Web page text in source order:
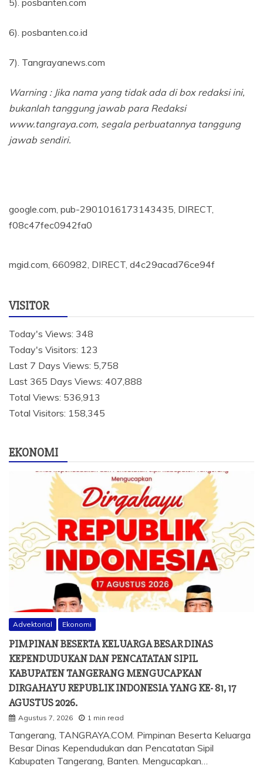
6). posbanten.co.id
7). Tangrayanews.com
Warning : Jika nama yang tidak ada di box redaksi ini,
bukanlah tanggung jawab para Redaksi
www.tangraya.com, segala perbuatannya tanggung
jawab sendiri.
google.com, pub-2901016173143435, DIRECT,
f08c47fec0942fa0
mgid.com, 660982, DIRECT, d4c29acad76ce94f
VISITOR
Today's Views: 348
Today's Visitors: 123
Last 7 Days Views: 5,758
Last 365 Days Views: 407,888
Total Views: 536,913
Total Visitors: 158,345
EKONOMI
Advektorial Ekonomi
PIMPINAN BESERTA KELUARGA BESAR DINAS
KEPENDUDUKAN DAN PENCATATAN SIPIL
KABUPATEN TANGERANG MENGUCAPKAN
DIRGAHAYU REPUBLIK INDONESIA YANG KE- 81, 17
AGUSTUS 2026.
Agustus 7, 2026 1 min read
Tangerang, TANGRAYA.COM. Pimpinan Beserta Keluarga
Besar Dinas Kependudukan dan Pencatatan Sipil
Kabupaten Tangerang, Banten. Mengucapkan…